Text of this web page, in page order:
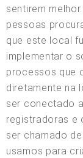
sentirem
pessoas
que este local
implementar o
processos que
diretamente na
ser conectado
registradoras e
ser chamado
usamos para